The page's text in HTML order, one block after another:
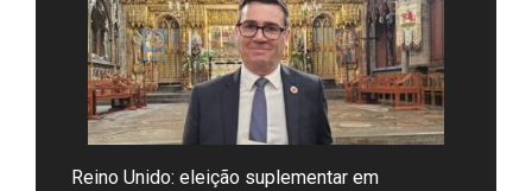
Reino Unido: eleição suplementar em